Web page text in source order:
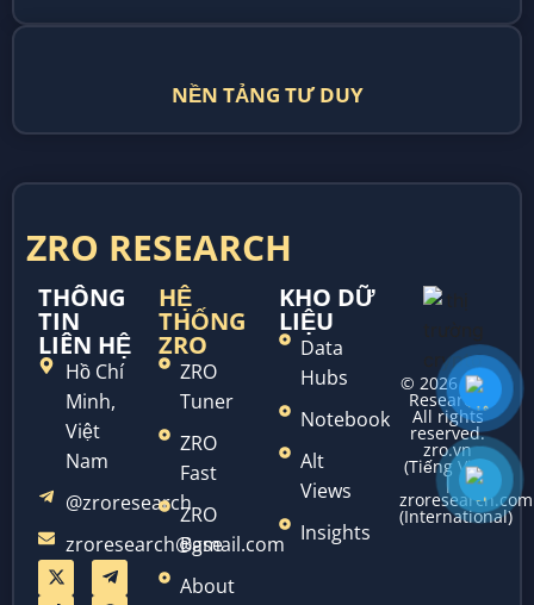
NỀN TẢNG TƯ DUY
ZRO RESEARCH
THÔNG
TIN
LIÊN HỆ
Hồ Chí
Minh,
Việt
Nam
@zroresearch
zroresearch@gmail.com
HỆ
THỐNG
ZRO
ZRO
Tuner
ZRO
Fast
ZRO
Base
About
KHO DỮ
LIỆU
Data
Hubs
Notebook
Alt
Views
Insights
© 2026 ZRO
Research.
All rights
reserved.
zro.vn
(Tiếng Việt)
|
zroresearch.com
(International)